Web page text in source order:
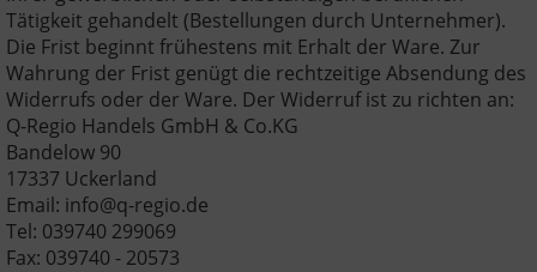
Tätigkeit gehandelt (Bestellungen durch Unternehmer).
Die Frist beginnt frühestens mit Erhalt der Ware. Zur
Wahrung der Frist genügt die rechtzeitige Absendung des
Widerrufs oder der Ware. Der Widerruf ist zu richten an:
Q-Regio Handels GmbH & Co.KG
Bandelow 90
17337 Uckerland
Email: info@q-regio.de
Tel: 039740 299069
Fax: 039740 - 20573